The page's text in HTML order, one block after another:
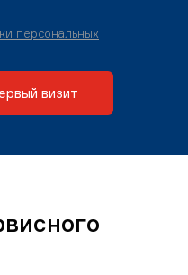
персональных
визит